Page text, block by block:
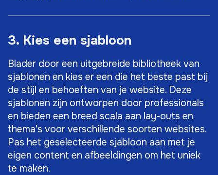
3. Kies een sjabloon
Blader door een uitgebreide bibliotheek van
sjablonen en kies er een die het beste past bij
de stijl en behoeften van je website. Deze
sjablonen zijn ontworpen door professionals
en bieden een breed scala aan lay-outs en
thema's voor verschillende soorten websites.
Pas het geselecteerde sjabloon aan met je
eigen content en afbeeldingen om het uniek
te maken.